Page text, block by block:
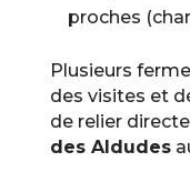
proches
Plusieurs
des visites et
de relier
des Aldudes